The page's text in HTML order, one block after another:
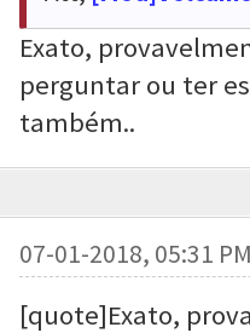
Exato,
perguntar ou ter
também..
07-01-2018, 05:31
[quote]Exato,